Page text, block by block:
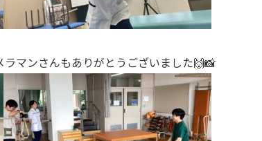
マンさんもありがとうございました🙌📸